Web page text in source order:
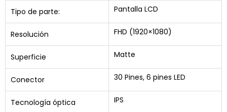
Tipo de parte: Pantalla LCD
Resolución FHD (1920×1080)
Superficie Matte
Conector 30 Pines, 6 pines LED
Tecnología óptica IPS